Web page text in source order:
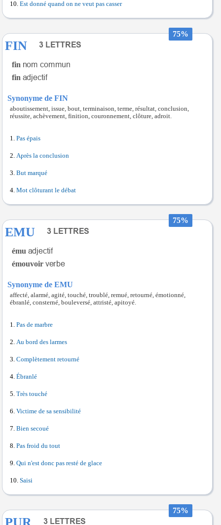
Est donné quand on ne veut pas casser
75%
FIN
fin
fin
Synonyme de FIN
aboutissement, issue, bout, terminaison, terme, résultat, conclusion,
réussite, achèvement, finition, couronnement, clôture, adroit.
Pas épais
Après la conclusion
But marqué
Mot clôturant le débat
75%
EMU
ému
émouvoir
Synonyme de EMU
affecté, alarmé, agité, touché, troublé, remué, retourné, émotionné,
ébranlé, consterné, bouleversé, attristé, apitoyé.
Pas de marbre
Au bord des larmes
Complètement retourné
Ébranlé
Très touché
Victime de sa sensibilité
Bien secoué
Pas froid du tout
Qui n'est donc pas resté de glace
Saisi
75%